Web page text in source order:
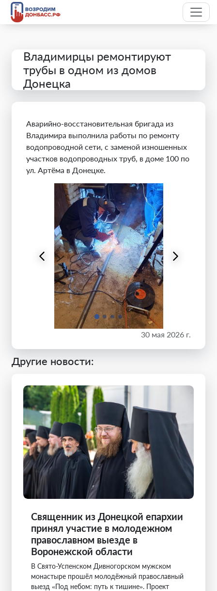
Владимирцы ремонтируют
трубы в одном из домов
Донецка
Аварийно-восстановительная бригада из
Владимира выполнила работы по ремонту
водопроводной сети, с заменой изношенных
участков водопроводных труб, в доме 100 по
ул. Артёма в Донецке.
30 мая 2026 г.
Другие новости:
Священник из Донецкой епархии
принял участие в молодежном
православном выезде в
Воронежской области
В Свято-Успенском Дивногорском мужском
монастыре прошёл молодёжный православный
выезд «Под небом: путь к тишине». Проект